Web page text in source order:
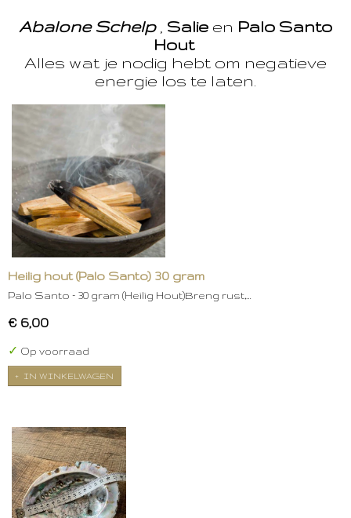
Abalone Schelp, Salie en Palo Santo
Hout
Alles wat je nodig hebt om negatieve
energie los te laten.
Heilig hout (Palo Santo) 30 gram
Palo Santo – 30 gram (Heilig Hout)Breng rust,…
€ 6,00
✓ Op voorraad
IN WINKELWAGEN